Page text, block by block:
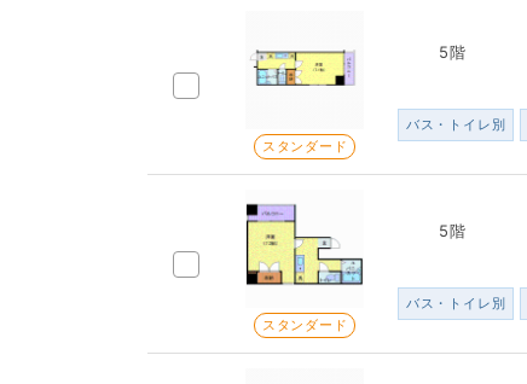
スタンダード
5階
バス・トイレ別
スタンダード
5階
バス・トイレ別